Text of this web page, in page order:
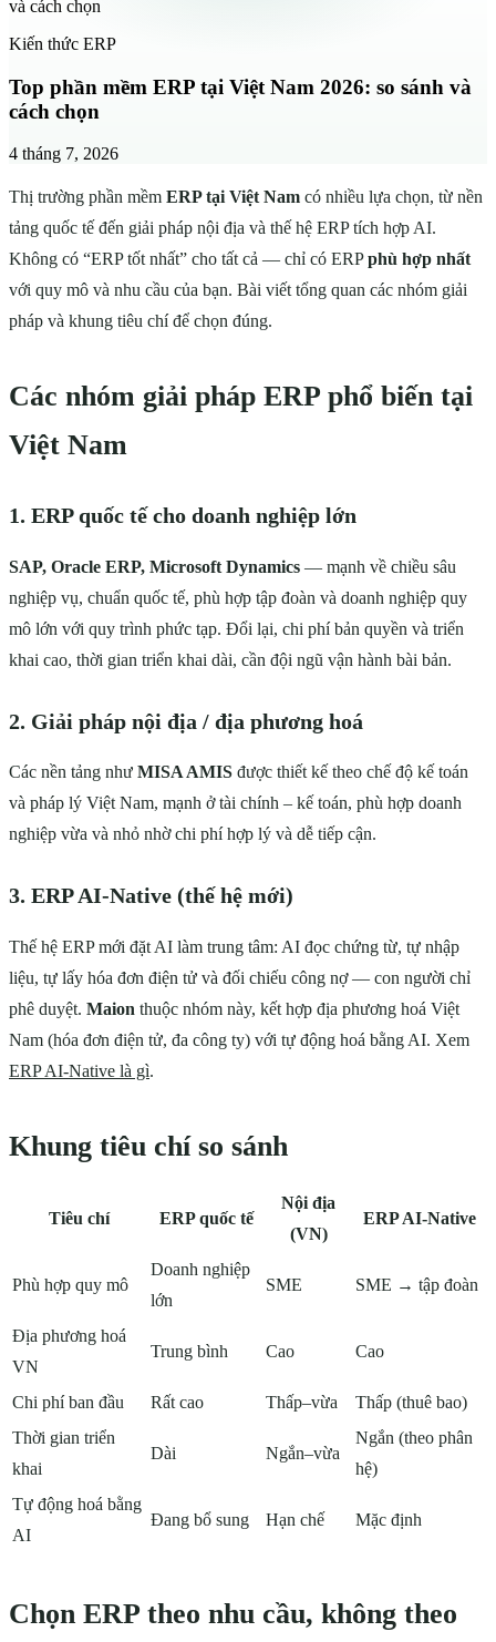
và cách chọn
Kiến thức ERP
Top phần mềm ERP tại Việt Nam 2026: so sánh và
cách chọn
4 tháng 7, 2026
Thị trường phần mềm ERP tại Việt Nam có nhiều lựa chọn, từ nền
tảng quốc tế đến giải pháp nội địa và thế hệ ERP tích hợp AI.
Không có “ERP tốt nhất” cho tất cả — chỉ có ERPphù hợp nhất
với quy mô và nhu cầu của bạn. Bài viết tổng quan các nhóm giải
pháp và khung tiêu chí để chọn đúng.
Các nhóm giải pháp ERP phổ biến tại
Việt Nam
1. ERP quốc tế cho doanh nghiệp lớn
SAP, Oracle ERP, Microsoft Dynamics — mạnh về chiều sâu
nghiệp vụ, chuẩn quốc tế, phù hợp tập đoàn và doanh nghiệp quy
mô lớn với quy trình phức tạp. Đổi lại, chi phí bản quyền và triển
khai cao, thời gian triển khai dài, cần đội ngũ vận hành bài bản.
2. Giải pháp nội địa / địa phương hoá
Các nền tảng như MISA AMIS được thiết kế theo chế độ kế toán
và pháp lý Việt Nam, mạnh ở tài chính – kế toán, phù hợp doanh
nghiệp vừa và nhỏ nhờ chi phí hợp lý và dễ tiếp cận.
3. ERP AI-Native (thế hệ mới)
Thế hệ ERP mới đặt AI làm trung tâm: AI đọc chứng từ, tự nhập
liệu, tự lấy hóa đơn điện tử và đối chiếu công nợ — con người chỉ
phê duyệt. Maion thuộc nhóm này, kết hợp địa phương hoá Việt
Nam (hóa đơn điện tử, đa công ty) với tự động hoá bằng AI. Xem
ERP AI-Native là gì.
Khung tiêu chí so sánh
Tiêu chí ERP quốc tế
Nội địa
(VN)
ERP AI-Native
Phù hợp quy mô
Doanh nghiệp
lớn
SME SME → tập đoàn
Địa phương hoá
VN
Trung bình Cao Cao
Chi phí ban đầu Rất cao Thấp–vừa
Thấp (thuê bao)
Thời gian triển
khai
Dài Ngắn–vừa
Ngắn (theo phân
hệ)
Tự động hoá bằng
AI
Đang bổ sung Hạn chế Mặc định
Chọn ERP theo nhu cầu, không theo